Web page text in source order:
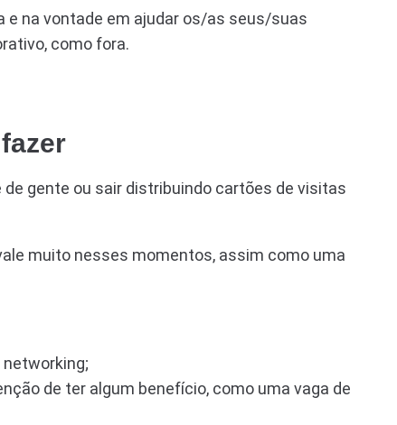
e na vontade em ajudar os/as seus/suas
como fora.
gente ou sair distribuindo cartões de visitas
muito nesses momentos, assim como uma
networking;
de ter algum benefício, como uma vaga de